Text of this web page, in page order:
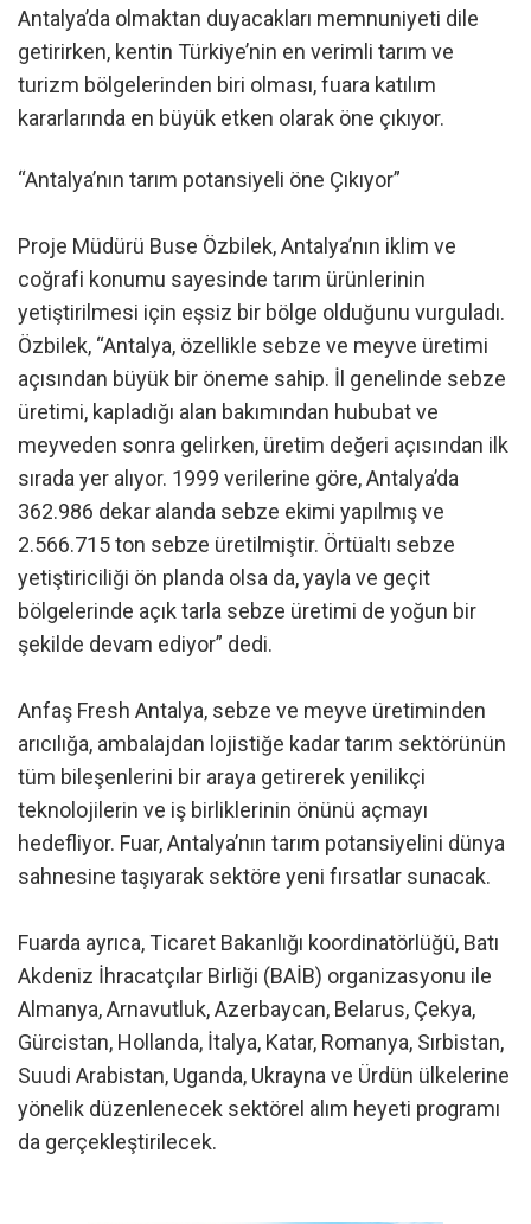
Antalya’da olmaktan duyacakları memnuniyeti dile
getirirken, kentin Türkiye’nin en verimli tarım ve
turizm bölgelerinden biri olması, fuara katılım
kararlarında en büyük etken olarak öne çıkıyor.
“Antalya’nın tarım potansiyeli öne Çıkıyor”
Proje Müdürü Buse Özbilek, Antalya’nın iklim ve
coğrafi konumu sayesinde tarım ürünlerinin
yetiştirilmesi için eşsiz bir bölge olduğunu vurguladı.
Özbilek, “Antalya, özellikle sebze ve meyve üretimi
açısından büyük bir öneme sahip. İl genelinde sebze
üretimi, kapladığı alan bakımından hububat ve
meyveden sonra gelirken, üretim değeri açısından ilk
sırada yer alıyor. 1999 verilerine göre, Antalya’da
362.986 dekar alanda sebze ekimi yapılmış ve
2.566.715 ton sebze üretilmiştir. Örtüaltı sebze
yetiştiriciliği ön planda olsa da, yayla ve geçit
bölgelerinde açık tarla sebze üretimi de yoğun bir
şekilde devam ediyor” dedi.
Anfaş Fresh Antalya, sebze ve meyve üretiminden
arıcılığa, ambalajdan lojistiğe kadar tarım sektörünün
tüm bileşenlerini bir araya getirerek yenilikçi
teknolojilerin ve iş birliklerinin önünü açmayı
hedefliyor. Fuar, Antalya’nın tarım potansiyelini dünya
sahnesine taşıyarak sektöre yeni fırsatlar sunacak.
Fuarda ayrıca, Ticaret Bakanlığı koordinatörlüğü, Batı
Akdeniz İhracatçılar Birliği (BAİB) organizasyonu ile
Almanya, Arnavutluk, Azerbaycan, Belarus, Çekya,
Gürcistan, Hollanda, İtalya, Katar, Romanya, Sırbistan,
Suudi Arabistan, Uganda, Ukrayna ve Ürdün ülkelerine
yönelik düzenlenecek sektörel alım heyeti programı
da gerçekleştirilecek.